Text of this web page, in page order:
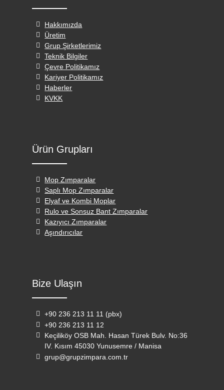
Hakkımızda
Üretim
Grup Şirketlerimiz
Teknik Bilgiler
Çevre Politikamız
Kariyer Politikamız
Haberler
KVKK
Ürün Grupları
Mop Zımparalar
Saplı Mop Zımparalar
Elyaf ve Kombi Moplar
Rulo ve Sonsuz Bant Zımparalar
Kazıyıcı Zımparalar
Aşındırıcılar
Bize Ulaşın
+90 236 213 11 11 (pbx)
+90 236 213 11 12
Keçiliköy OSB Mah. Hasan Türek Bulv. No:36
IV. Kısım 45030 Yunusemre / Manisa
grup@grupzimpara.com.tr